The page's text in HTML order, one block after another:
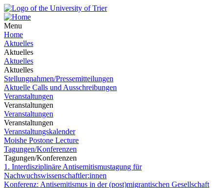
Menu
Home
Aktuelles
Aktuelles
Aktuelles
Aktuelles
Stellungnahmen/Pressemitteilungen
Aktuelle Calls und Ausschreibungen
Veranstaltungen
Veranstaltungen
Veranstaltungen
Veranstaltungen
Veranstaltungskalender
Moishe Postone Lecture
Tagungen/Konferenzen
Tagungen/Konferenzen
1. Interdisziplinäre Antisemitismustagung für
Nachwuchswissenschaftler:innen
Konferenz: Antisemitismus in der (post)migrantischen Gesellschaft